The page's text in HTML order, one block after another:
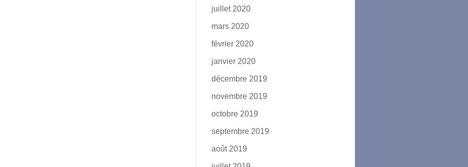
juillet 2020
mars 2020
février 2020
janvier 2020
décembre 2019
novembre 2019
octobre 2019
septembre 2019
août 2019